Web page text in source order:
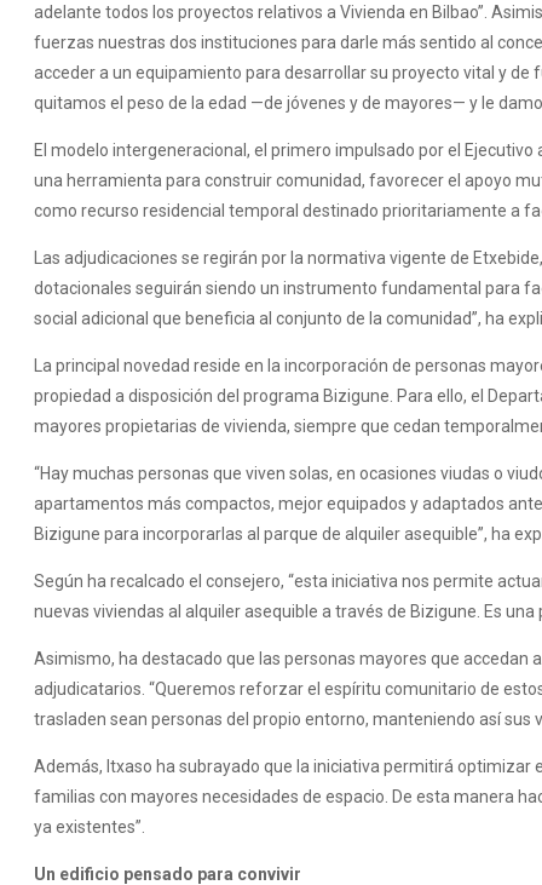
adelante todos los proyectos relativos a Vivienda en Bilbao”.
fuerzas nuestras dos instituciones para darle más sentido al
acceder a un equipamiento para desarrollar su proyecto vital y de
quitamos el peso de la edad —de jóvenes y de mayores— y le
El modelo intergeneracional, el primero impulsado por el
una herramienta para construir comunidad, favorecer el apoyo
como recurso residencial temporal destinado prioritariamente a
Las adjudicaciones se regirán por la normativa vigente de
dotacionales seguirán siendo un instrumento fundamental para
social adicional que beneficia al conjunto de la comunidad”, ha
La principal novedad reside en la incorporación de personas
propiedad a disposición del programa Bizigune. Para ello, el
mayores propietarias de vivienda, siempre que cedan
“Hay muchas personas que viven solas, en ocasiones viudas o
apartamentos más compactos, mejor equipados y adaptados
Bizigune para incorporarlas al parque de alquiler asequible”, ha
Según ha recalcado el consejero, “esta iniciativa nos permite
nuevas viviendas al alquiler asequible a través de Bizigune. Es
Asimismo, ha destacado que las personas mayores que
adjudicatarios. “Queremos reforzar el espíritu comunitario de
trasladen sean personas del propio entorno, manteniendo así sus
Además, Itxaso ha subrayado que la iniciativa permitirá optimizar
familias con mayores necesidades de espacio. De esta manera
ya existentes”.
Un edificio pensado para convivir